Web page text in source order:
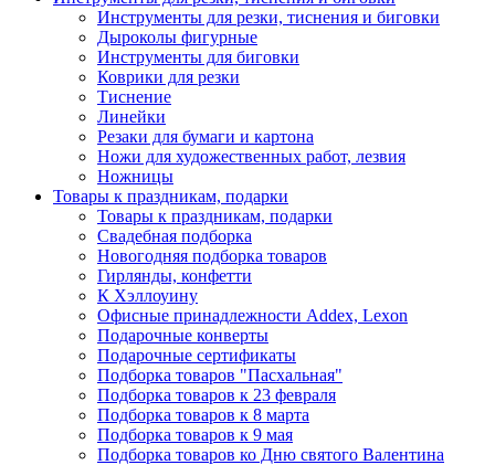
Инструменты для резки, тиснения и биговки
Дыроколы фигурные
Инструменты для биговки
Коврики для резки
Тиснение
Линейки
Резаки для бумаги и картона
Ножи для художественных работ, лезвия
Ножницы
Товары к праздникам, подарки
Товары к праздникам, подарки
Свадебная подборка
Новогодняя подборка товаров
Гирлянды, конфетти
К Хэллоуину
Офисные принадлежности Addex, Lexon
Подарочные конверты
Подарочные сертификаты
Подборка товаров "Пасхальная"
Подборка товаров к 23 февраля
Подборка товаров к 8 марта
Подборка товаров к 9 мая
Подборка товаров ко Дню святого Валентина